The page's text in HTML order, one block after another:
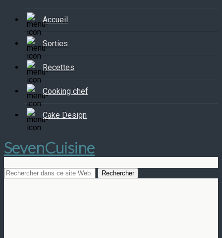
Accueil
Sorties
Recettes
Cooking chef
Cake Design
SevenCuisine